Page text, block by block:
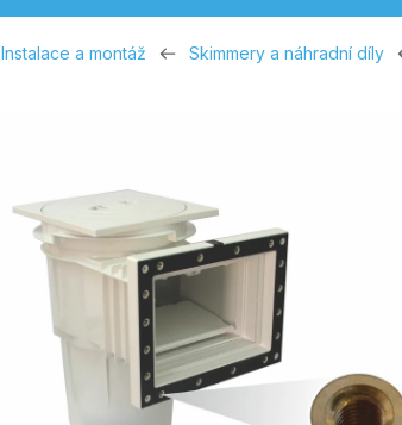
Instalace a montáž Skimmery a náhradní díly